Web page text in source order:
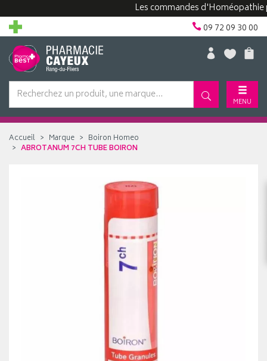
Les commandes d'Homéopathie
09 72 09 30 00
MENU
Accueil Marque
Boiron Homeo
ABROTANUM 7CH TUBE BOIRON